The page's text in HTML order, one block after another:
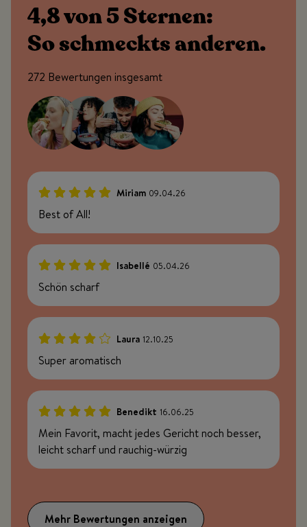
4,8 von 5 Sternen:
So schmeckts anderen.
272 Bewertungen insgesamt
Miriam 09.04.26
Best of All!
Isabellé 05.04.26
Schön scharf
Laura 12.10.25
Super aromatisch
Benedikt 16.06.25
Mein Favorit, macht jedes Gericht noch besser,
leicht scharf und rauchig-würzig
Mehr Bewertungen anzeigen